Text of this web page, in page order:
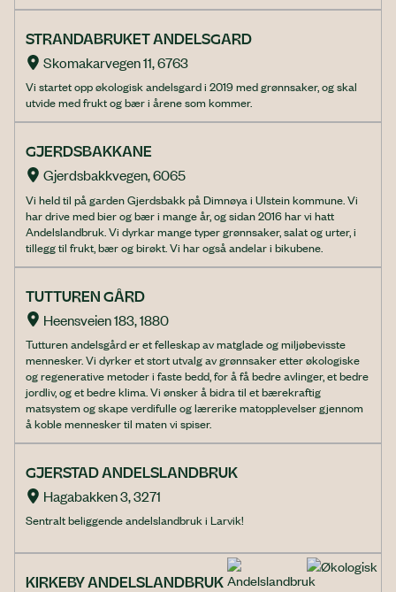
STRANDABRUKET ANDELSGARD
Skomakarvegen 11, 6763
Vi startet opp økologisk andelsgard i 2019 med grønnsaker, og skal
utvide med frukt og bær i årene som kommer.
GJERDSBAKKANE
Gjerdsbakkvegen, 6065
Vi held til på garden Gjerdsbakk på Dimnøya i Ulstein kommune. Vi
har drive med bier og bær i mange år, og sidan 2016 har vi hatt
Andelslandbruk. Vi dyrkar mange typer grønnsaker, salat og urter, i
tillegg til frukt, bær og birøkt. Vi har også andelar i bikubene.
TUTTUREN GÅRD
Heensveien 183, 1880
Tutturen andelsgård er et felleskap av matglade og miljøbevisste
mennesker. Vi dyrker et stort utvalg av grønnsaker etter økologiske
og regenerative metoder i faste bedd, for å få bedre avlinger, et bedre
jordliv, og et bedre klima. Vi ønsker å bidra til et bærekraftig
matsystem og skape verdifulle og lærerike matopplevelser gjennom
å koble mennesker til maten vi spiser.
GJERSTAD ANDELSLANDBRUK
Hagabakken 3, 3271
Sentralt beliggende andelslandbruk i Larvik!
KIRKEBY ANDELSLANDBRUK